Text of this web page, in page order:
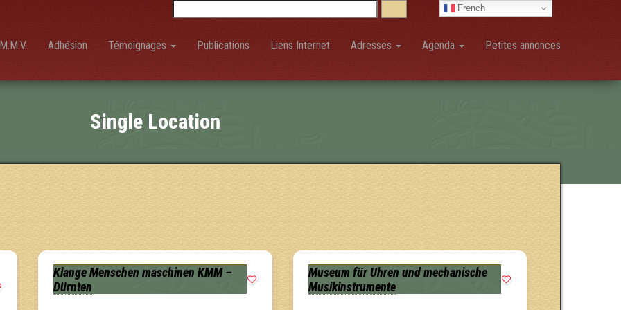
French
Adhésion Témoignages Publications Liens Internet Adresses Agenda Petites annonces
Single Location
Klange Menschen maschinen KMM –
Dürnten
Museum für Uhren und mechanische
Musikinstrumente